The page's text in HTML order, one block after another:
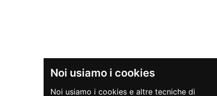
Noi usiamo i cookies
Noi usiamo i cookies e altre tecniche di